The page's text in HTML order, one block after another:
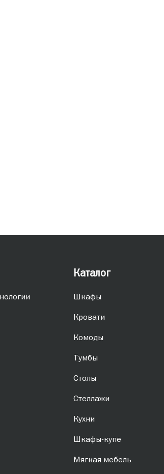
Каталог
Шкафы
Кровати
Комоды
Тумбы
Столы
Стеллажи
Кухни
Шкафы-купе
Мягкая мебель